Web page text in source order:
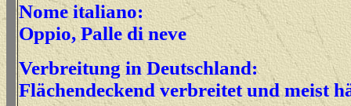
Nome italiano:
Oppio, Palle di neve
Verbreitung in Deutschland:
Flächendeckend verbreitet und meist